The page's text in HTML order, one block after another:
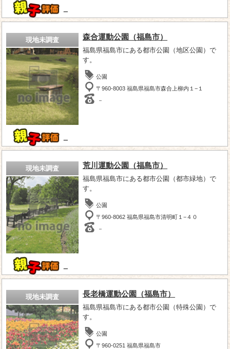
－
現地未調査
－
森合運動公園（福島市）
福島県福島市にある都市公園（地区公園）で
す。
公園
〒960-8003 福島県福島市森合上柳内１−１
－
現地未調査
－
荒川運動公園（福島市）
福島県福島市にある都市公園（都市緑地）で
す。
公園
〒960-8062 福島県福島市清明町１−４０
－
現地未調査 長老橋運動公園（福島市）
福島県福島市にある都市公園（特殊公園）で
す。
公園
〒960-0251 福島県福島市